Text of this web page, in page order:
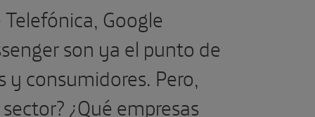
Google
son ya el punto de
consumidores. Pero,
¿Qué empresas